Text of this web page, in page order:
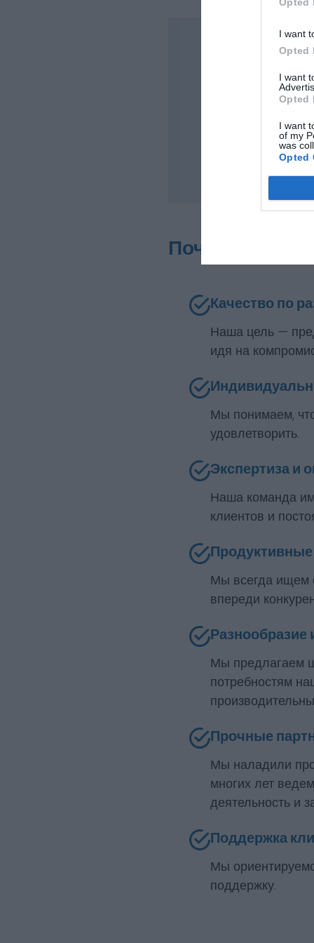
I want
Opted
I want
Opted
I want
of my
was
Opted
Общая
Почему
Качество по
Наша цель —
идя на
Мы понимаем,
удовлетворить.
Экспертиза и
Наша команда
клиентов и
Продуктивные
Мы всегда ищем
впереди
Разнообразие
Мы предлагаем
потребностям
Прочные
Мы наладили
многих лет
деятельность и
Поддержка
Мы
поддержку.